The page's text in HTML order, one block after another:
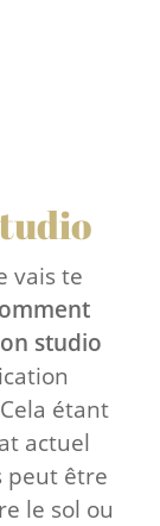
vais te
studio
étant
actuel
peut être
le sol ou